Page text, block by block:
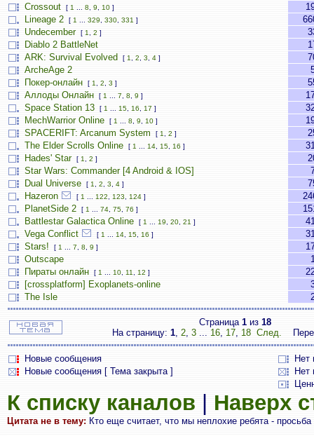
Crossout
[ 1 8 9 10 ]
Lineage 2
[ 1 329 330 331 ]
Undecember
[ 1 2 ]
Diablo 2 BattleNet
ARK: Survival Evolved
[ 1 2 3 4 ]
ArcheAge 2
Покер-онлайн
[ 1 2 3 ]
Аллоды Онлайн
[ 1 7 8 9 ]
Space Station 13
[ 1 15 16 17 ]
MechWarrior Online
[ 1 8 9 10 ]
SPACERIFT: Arcanum System
[ 1 2 ]
The Elder Scrolls Online
[ 1 14 15 16 ]
Hades' Star
[ 1 2 ]
Star Wars: Commander [4 Android & IOS]
Dual Universe
[ 1 2 3 4 ]
Hazeron
[ 1 122 123 124 ]
PlanetSide 2
[ 1 74 75 76 ]
Battlestar Galactica Online
[ 1 19 20 21 ]
Vega Conflict
[ 1 14 15 16 ]
Stars!
[ 1 7 8 9 ]
Outscape
Пираты онлайн
[ 1 10 11 12 ]
[crossplatform] Exoplanets-online
The Isle
Страница 1из 18
На страницу: 1, 2, 3 ... 16, 17, 18 След.
Новые сообщения
Нет
Новые сообщения [ Тема закрыта ]
Нет
К списку каналов Наверх
Цитата не в тему: Кто еще считает, что мы неплохие ребята -